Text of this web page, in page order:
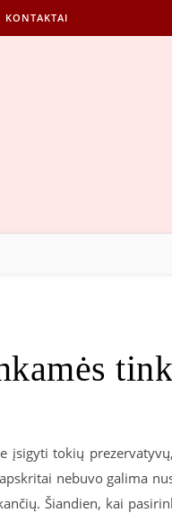
KONTAKTAI
įsigyti tokių
nebuvo galima
Šiandien, kai